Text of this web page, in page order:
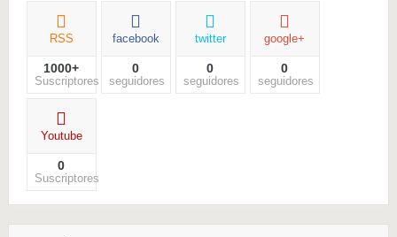
RSS
1000+
Suscriptores
facebook
0
seguidores
twitter
0
seguidores
google+
0
seguidores
Youtube
0
Suscriptores